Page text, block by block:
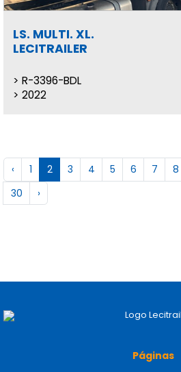
LS. MULTI. XL.
LECITRAILER
R-3396-BDL
2022
‹ 1 2 3 4 5 6 7 8
30
›
Páginas